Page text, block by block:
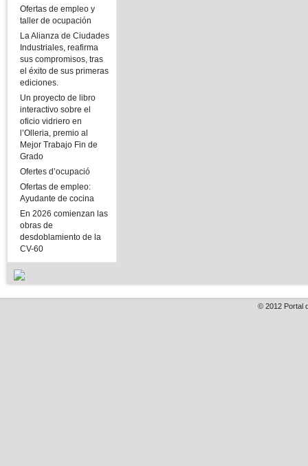
Ofertas de empleo y
taller de ocupación
La Alianza de Ciudades
Industriales, reafirma
sus compromisos, tras
el éxito de sus primeras
ediciones.
Un proyecto de libro
interactivo sobre el
oficio vidriero en
l’Olleria, premio al
Mejor Trabajo Fin de
Grado
Ofertes d’ocupació
Ofertas de empleo:
Ayudante de cocina
En 2026 comienzan las
obras de
desdoblamiento de la
CV-60
© 2012 Portal